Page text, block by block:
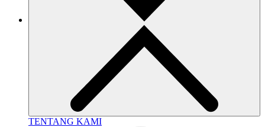
TENTANG KAMI